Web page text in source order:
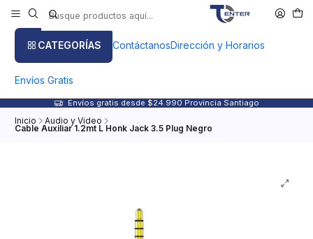
CATEGORÍAS ContáctanosDirección y Horarios
Envíos Gratis
Envíos gratis desde $24.990 Provincia Santiago
Inicio Audio y Video
Cable Auxiliar 1.2mt L Honk Jack 3.5 Plug Negro